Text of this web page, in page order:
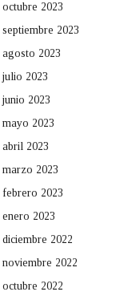
octubre 2023
septiembre 2023
agosto 2023
julio 2023
junio 2023
mayo 2023
abril 2023
marzo 2023
febrero 2023
enero 2023
diciembre 2022
noviembre 2022
octubre 2022